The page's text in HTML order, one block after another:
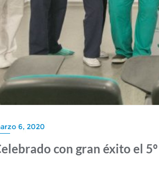
6, 2020
con gran éxito el